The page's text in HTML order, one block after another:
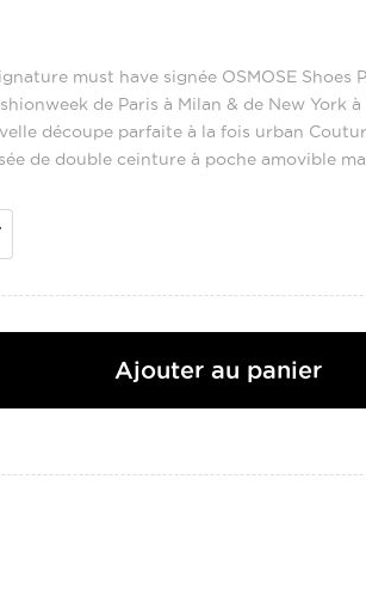
must have signée OSMOSE Shoes
de Paris à Milan & de New York
découpe parfaite à la fois urban
de double ceinture à poche amovible
Ajouter au panier